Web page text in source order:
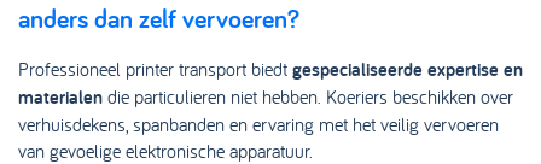
anders dan zelf vervoeren?
Professioneel printer transport biedt gespecialiseerde expertise en
materialen die particulieren niet hebben. Koeriers beschikken over
verhuisdekens, spanbanden en ervaring met het veilig vervoeren
van gevoelige elektronische apparatuur.